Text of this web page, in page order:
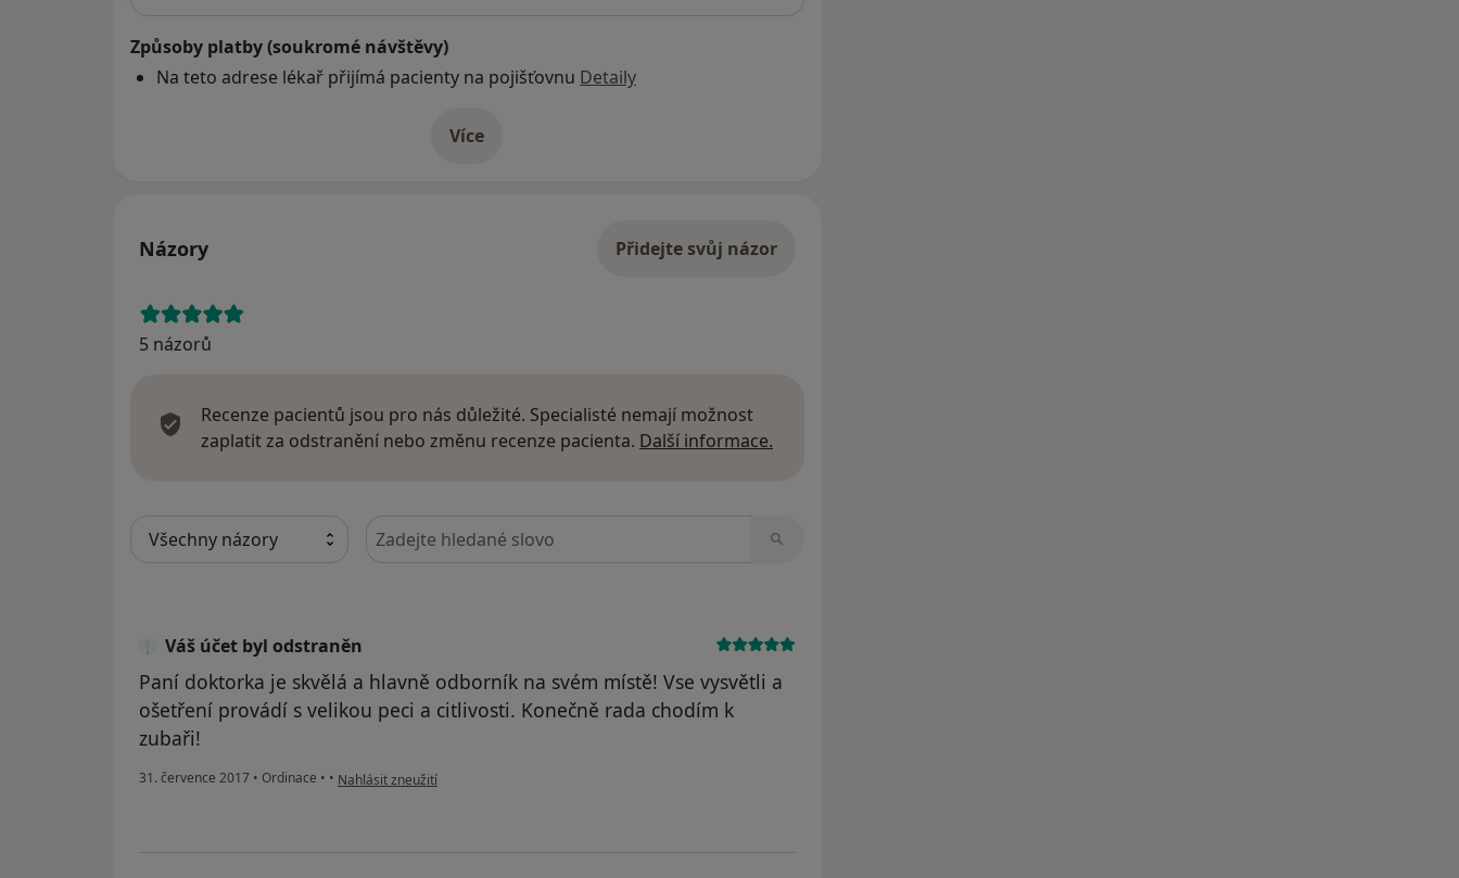
Způsoby platby (soukromé návštěvy)
Na teto adrese lékař přijímá pacienty na pojišťovnu Detaily
Víceo adrese
Názory Přidejte svůj názor
5 názorů
Recenze pacientů jsou pro nás důležité. Specialisté nemají možnost
zaplatit za odstranění nebo změnu recenze pacienta. Další informace.
Hledejte v názorech
Váš účet byl odstraněn
Paní doktorka je skvělá a hlavně odborník na svém místě! Vse vysvětli a
ošetření provádí s velikou peci a citlivosti. Konečně rada chodím k
zubaři!
31. července 2017 • Ordinace • • podle názoru uživatele Váš účet byl odstraněn
Nahlásit zneužití